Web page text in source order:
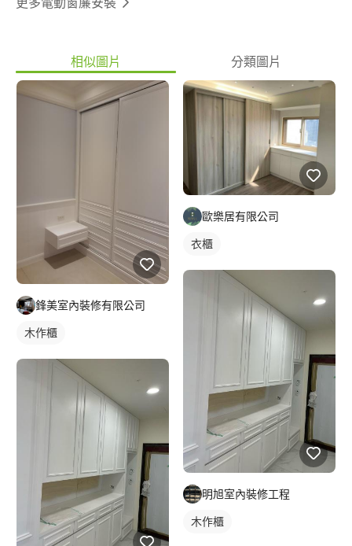
相似圖片 分類圖片
鋒美室內裝修有限公司
木作櫃
歐樂居有限公司
衣櫃
明旭室內裝修工程
木作櫃